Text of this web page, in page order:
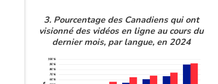
3. Pourcentage des Canadiens qui ont
visionné des vidéos en ligne au cours du
dernier mois, par langue, en 2024